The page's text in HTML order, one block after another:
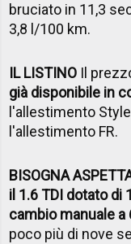
bruciato in 11,3
3,8 l/100 km.
IL LISTINO Il
già disponibile in
l'allestimento
l'allestimento FR.
BISOGNA
il 1.6 TDI dotato di
cambio manuale a
poco più di nove